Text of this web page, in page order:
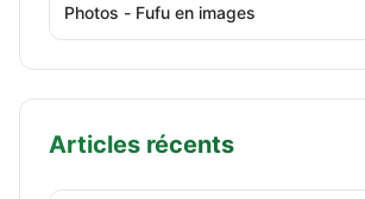
Photos - Fufu en images
Articles récents